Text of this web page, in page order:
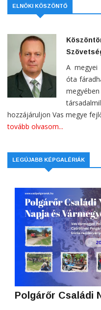
ELNÖKI KÖSZÖNTŐ
A megyei
óta
hozzájáruljon Vas megye
tovább olvasom...
LEGÚJABB KÉPGALÉRIÁK
Polgárőr Családi